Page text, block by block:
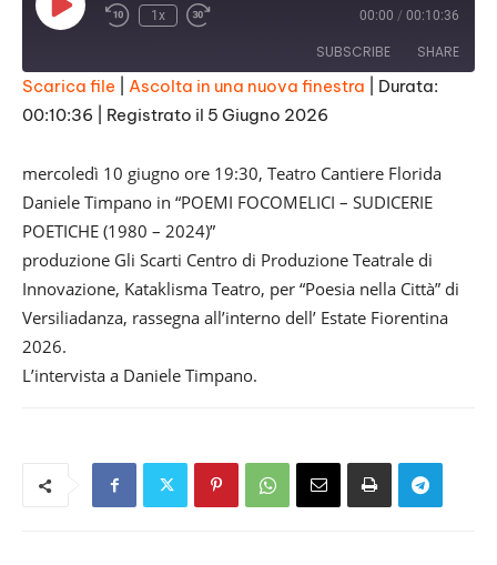
Play
Episode
1x 00:00 / 00:10:36
SUBSCRIBE SHARE
SHARE
EMBED
Scarica file Ascolta in una nuova finestra
Durata:
00:10:36
Registrato il 5 Giugno 2026
mercoledì 10 giugno ore 19:30, Teatro Cantiere Florida
Daniele Timpano in “POEMI FOCOMELICI – SUDICERIE
POETICHE (1980 – 2024)”
produzione Gli Scarti Centro di Produzione Teatrale di
Innovazione, Kataklisma Teatro, per “Poesia nella Città” di
Versiliadanza, rassegna all’interno dell’ Estate Fiorentina
2026.
L’intervista a Daniele Timpano.